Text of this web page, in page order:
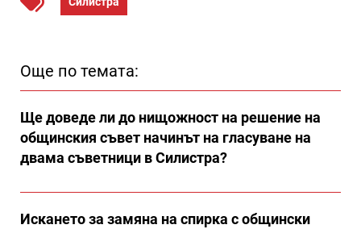
Още по темата:
Ще доведе ли до нищожност на решение на
общинския съвет начинът на гласуване на
двама съветници в Силистра?
Искането за замяна на спирка с общински